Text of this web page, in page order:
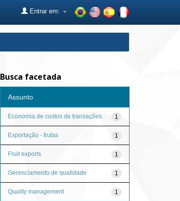
Entrar em:
Busca facetada
Assunto
1
Economia de custos de transações
1
Exportação - frutas
1
Fruit exports
1
Gerenciamento de qualidade
1
Quality management